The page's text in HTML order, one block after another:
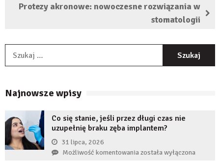
Protezy akronowe: nowoczesne rozwiązania w
stomatologii
Najnowsze wpisy
Co się stanie, jeśli przez długi czas nie
uzupełnię braku zęba implantem?
31 lipca, 2026
Możliwość komentowaniaCo
została wyłączona